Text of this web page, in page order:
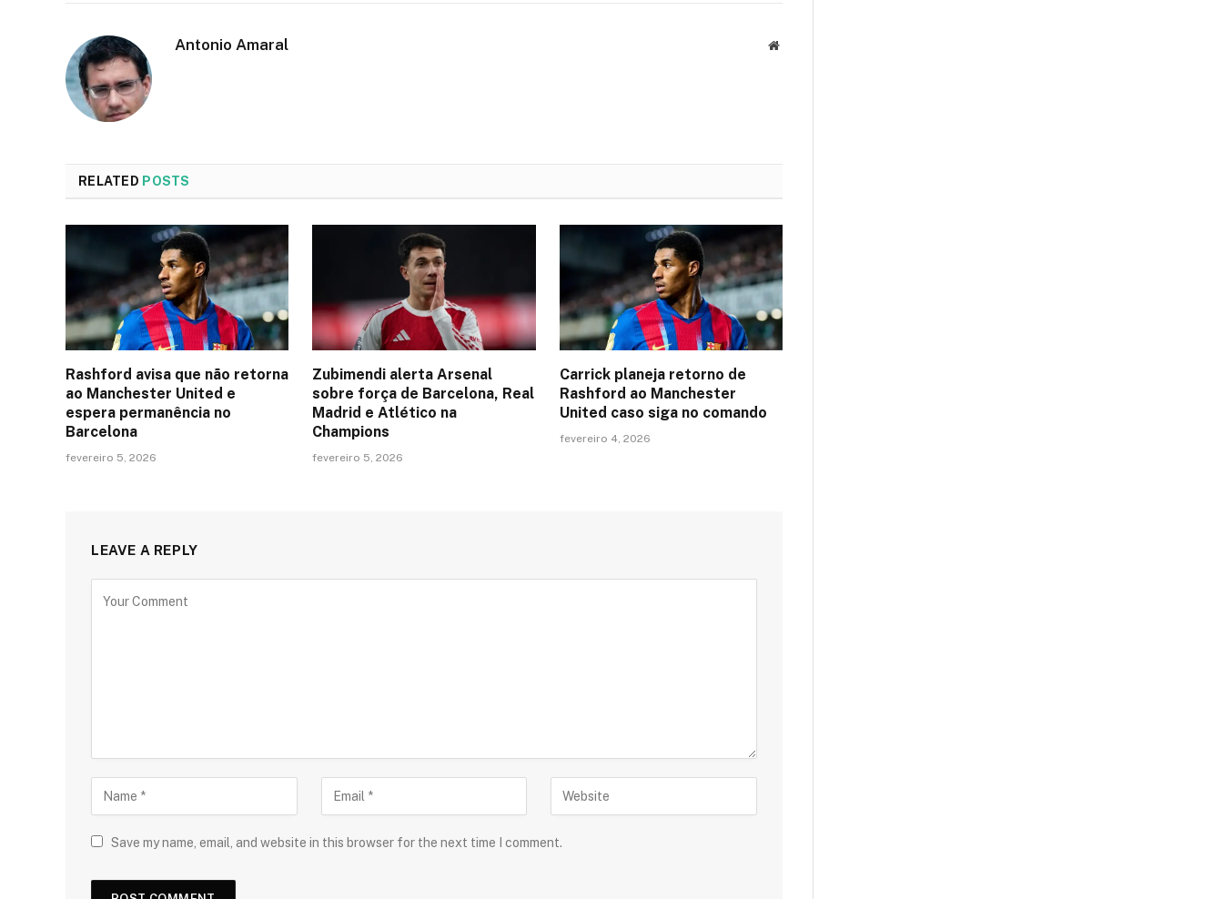
Antonio Amaral Website
RELATED POSTS
Rashford avisa que não retorna
ao Manchester United e
espera permanência no
Barcelona
fevereiro 5, 2026
Zubimendi alerta Arsenal
sobre força de Barcelona, Real
Madrid e Atlético na
Champions
fevereiro 5, 2026
Carrick planeja retorno de
Rashford ao Manchester
United caso siga no comando
fevereiro 4, 2026
LEAVE A REPLY
Save my name, email, and website in this browser for the next time I comment.